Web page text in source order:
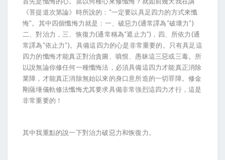
《菩提道次第論》時所說的：“一定要以具足四力的方式來懺
悔”。其中四個懺悔力就是：一、破惡力(通常譯為“破壞力”)
二、對治力，三、恢復力(通常稱為“遮止力”)，四、所依力(通
常譯為“依止力”)。具備這四力的心是非常重要的。只有具足這
四力的懺悔才能真正對治貪圖、嗔恨、愚昧這三惡或三毒。所
以說無論你修任何一種懺悔法，必須具備這四力才能真正消除
業障，才能真正消除無始以來的身口意所造的一切罪障。修金
剛薩埵儀軌修法懺悔尤其要求具備非常強烈這四力才行，這是
非常重要的！
其中我重點的說一下對治力破惡力和恢復力。